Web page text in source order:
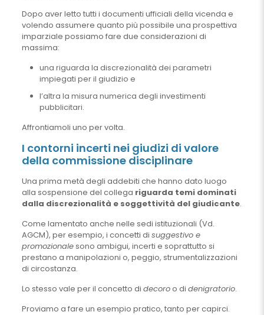
Dopo aver letto tutti i documenti ufficiali della vicenda e
volendo assumere quanto più possibile una prospettiva
imparziale possiamo fare due considerazioni di
massima:
una riguarda la discrezionalità dei parametri
impiegati per il giudizio e
l’altra la misura numerica degli investimenti
pubblicitari.
Affrontiamoli uno per volta.
I contorni incerti nei giudizi di valore
della commissione disciplinare
Una prima metà degli addebiti che hanno dato luogo
alla sospensione del collega riguarda temi dominati
dalla discrezionalità e soggettività del giudicante.
Come lamentato anche nelle sedi istituzionali (Vd.
AGCM), per esempio, i concetti di suggestivo e
promozionalesono ambigui, incerti e soprattutto si
prestano a manipolazioni o, peggio, strumentalizzazioni
di circostanza.
Lo stesso vale per il concetto di decoroo di denigratorio.
Proviamo a fare un esempio pratico, tanto per capirci.